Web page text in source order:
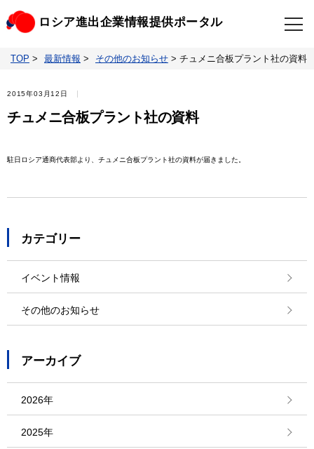
ロシア進出企業情報提供ポータル
TOP > 最新情報 > その他のお知らせ > チュメニ合板プラント社の資料
2015年03月12日
チュメニ合板プラント社の資料
駐日ロシア通商代表部より、チュメニ合板プラント社の資料が届きました。
カテゴリー
イベント情報
その他のお知らせ
アーカイブ
2026年
2025年